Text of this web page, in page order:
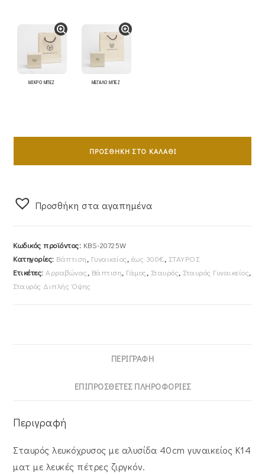
ΜΙΚΡΟ ΜΠΕΖ ΜΕΓΑΛΟ ΜΠΕΖ
Σταυρός
Με
Λευκόχρυσος
20725W
ποσότητα
ΠΡΟΣΘΉΚΗ ΣΤΟ ΚΑΛΆΘΙ
Προσθήκη στα αγαπημένα
Κωδικός προϊόντος: KBS-20725W
Κατηγορίες: Βάπτιση, Γυναικείος, έως 300€, ΣΤΑΥΡΟΣ
Ετικέτες: Αρραβώνας, Βάπτιση, Γάμος, Σταυρός, Σταυρός Γυναικείος,
Σταυρός Διπλής Όψης
ΠΕΡΙΓΡΑΦΉ
ΕΠΙΠΡΌΣΘΕΤΕΣ ΠΛΗΡΟΦΟΡΊΕΣ
Περιγραφή
Σταυρός λευκόχρυσος με αλυσίδα 40cm γυναικείος Κ14
ματ με λευκές πέτρες ζιργκόν.